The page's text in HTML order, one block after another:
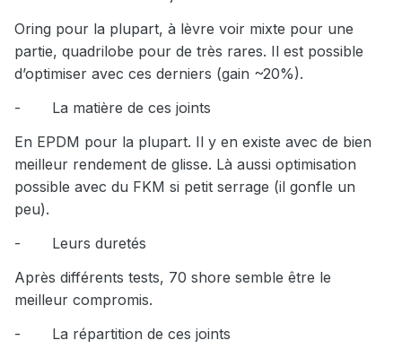
Oring pour la plupart, à lèvre voir mixte pour une
partie, quadrilobe pour de très rares. Il est possible
d’optimiser avec ces derniers (gain ~20%).
-
La matière de ces joints
En EPDM pour la plupart. Il y en existe avec de bien
meilleur rendement de glisse. Là aussi optimisation
possible avec du FKM si petit serrage (il gonfle un
peu).
-
Leurs duretés
Après différents tests, 70 shore semble être le
meilleur compromis.
-
La répartition de ces joints